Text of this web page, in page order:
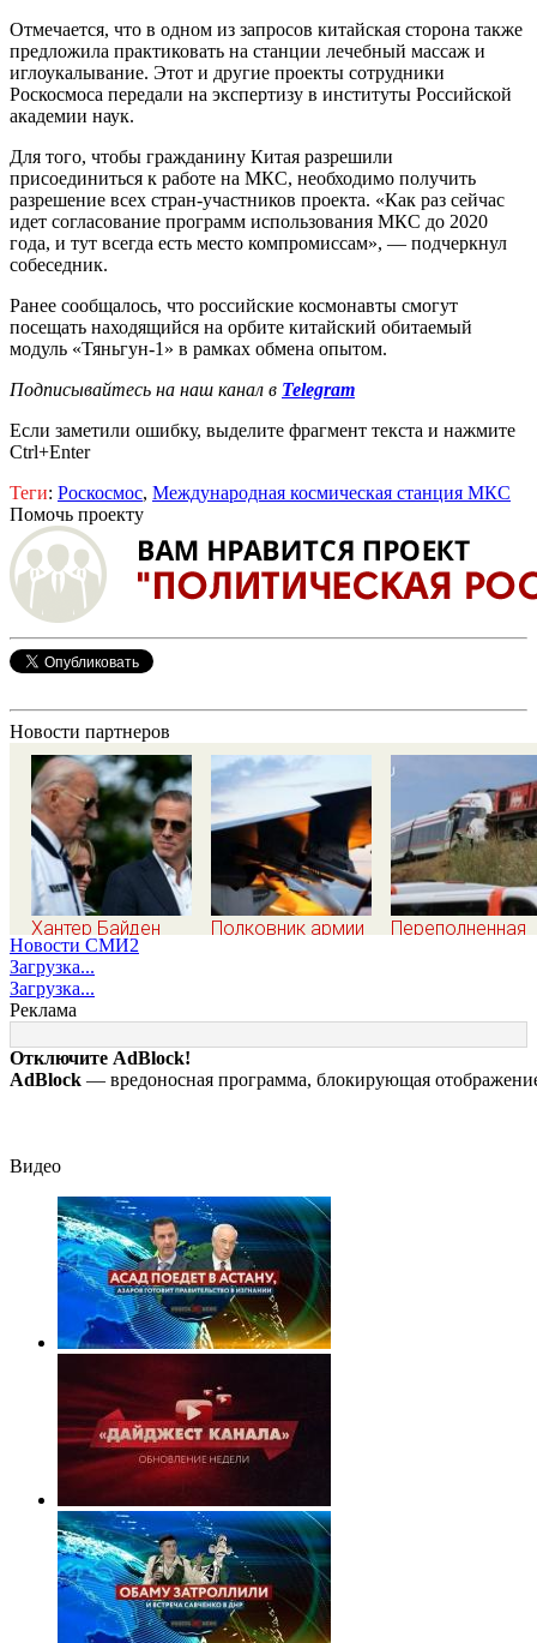
Отмечается, что в одном из запросов китайская сторона также
предложила практиковать на станции лечебный массаж и
иглоукалывание. Этот и другие проекты сотрудники
Роскосмоса передали на экспертизу в институты Российской
академии наук.
Для того, чтобы гражданину Китая разрешили
присоединиться к работе на МКС, необходимо получить
разрешение всех стран-участников проекта. «Как раз сейчас
идет согласование программ использования МКС до 2020
года, и тут всегда есть место компромиссам», — подчеркнул
собеседник.
Ранее сообщалось, что российские космонавты смогут
посещать находящийся на орбите китайский обитаемый
модуль «Тяньгун-1» в рамках обмена опытом.
Подписывайтесь на наш канал в Telegram
Если заметили ошибку, выделите фрагмент текста и нажмите
Ctrl+Enter
Теги: Роскосмос, Международная космическая станция МКС
Помочь проекту
Новости партнеров
Хантер Байден
раскрыл
величайшую
ошибку своего
отца: бездействие
против Трампа
Полковник армии
в командовании
ВМФ России за это
полетят головы?
Переполненная
грузовым
— десятки
пострадали.
Новости СМИ2
Загрузка...
Загрузка...
Реклама
Отключите AdBlock!
AdBlock — вредоносная программа, блокирующая
Видео